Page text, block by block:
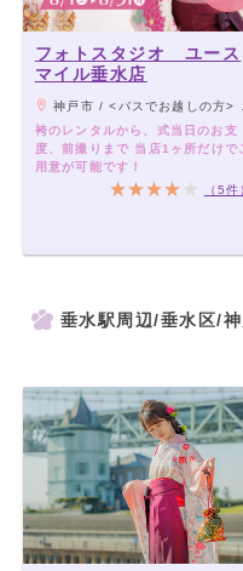
フォトスタジオ ユース
マイル垂水店
神戸市 / <バスでお越しの方> ・名谷駅から5・12・13・14番系統 山陽バス『奥畑口』下車(南へ徒歩5分) ・JR垂水駅から12・13番系統 山陽バス『神和台口』下車(北へ徒歩5分)
袴のレンタルから、式当日のお支
度、前撮りまで 当店1ヶ所だけで
用意が可能です！
（5件
垂水駅周辺/垂水区/